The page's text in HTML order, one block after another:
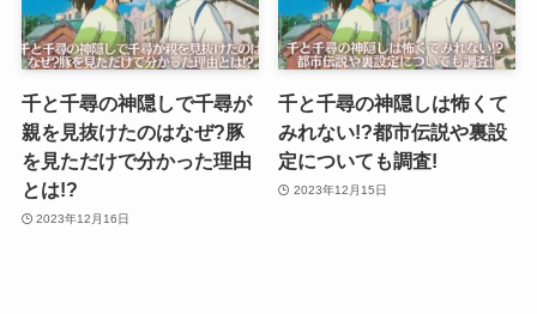
千と千尋の神隠しで千尋が
親を見抜けたのはなぜ?豚
を見ただけで分かった理由
とは!?
2023年12月16日
千と千尋の神隠しは怖くて
みれない!?都市伝説や裏設
定についても調査!
2023年12月15日